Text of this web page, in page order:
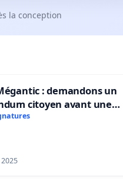
la conception
: demandons un
citoyen avant une
irréversible de